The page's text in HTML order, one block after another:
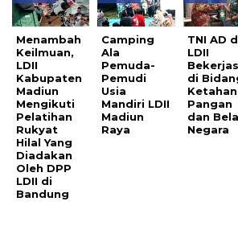
Menambah
Keilmuan,
LDII
Kabupaten
Madiun
Mengikuti
Pelatihan
Rukyat
Hilal Yang
Diadakan
Oleh DPP
LDII di
Bandung
Camping
Ala
Pemuda-
Pemudi
Usia
Mandiri LDII
Madiun
Raya
TNI AD
LDII
di
Pangan
dan Bela
Negara